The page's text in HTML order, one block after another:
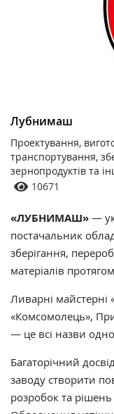
Лубнимаш
Проектування,
транспортування,
зернопродуктів та
10671
«ЛУБНИМАШ» —
постачальник
зберігання,
матеріалів
Ливарні
«Комсомолець»,
— це всі назви
Багаторічний
заводу створити
розробок та